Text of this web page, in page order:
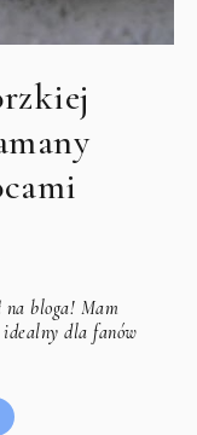
na bloga! Mam
dla fanów